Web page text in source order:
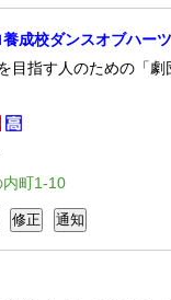
成校ダンスオブハーツ
目指す人のための「
内町1-10